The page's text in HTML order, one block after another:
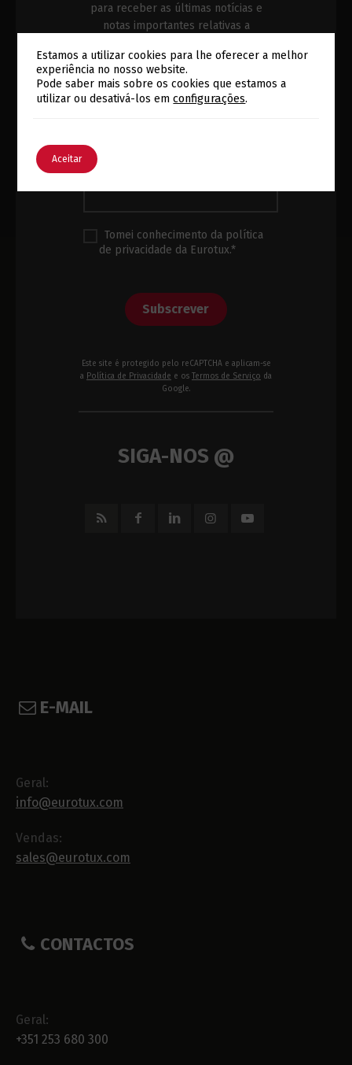
para receber as últimas notícias e
notas importantes relativas a
Subscrição
Rodapé
Nome*
Email
Tomei conhecimento da política
de privacidade da Eurotux.*
Subscrever
Este site é protegido pelo reCAPTCHA e aplicam-se
a Política de Privacidade e os Termos de Serviço da
Google.
SIGA-NOS @
E-MAIL
Geral:
info@eurotux.com
Vendas:
sales@eurotux.com
CONTACTOS
Geral:
+351 253 680 300
Alterar a Língua
Estamos a utilizar cookies para lhe oferecer a melhor
experiência no nosso website.
Pode saber mais sobre os cookies que estamos a
utilizar ou desativá-los emconfigurações.
Aceitar